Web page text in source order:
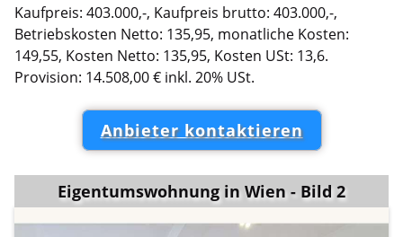
Kaufpreis: 403.000,-, Kaufpreis brutto: 403.000,-,
Betriebskosten Netto: 135,95, monatliche Kosten:
149,55, Kosten Netto: 135,95, Kosten USt: 13,6.
Provision: 14.508,00 € inkl. 20% USt.
Anbieter kontaktieren
Eigentumswohnung in Wien - Bild 2